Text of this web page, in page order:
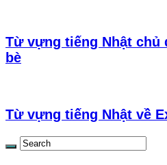
Từ vựng tiếng Nhật chủ
bè
Từ vựng tiếng Nhật về